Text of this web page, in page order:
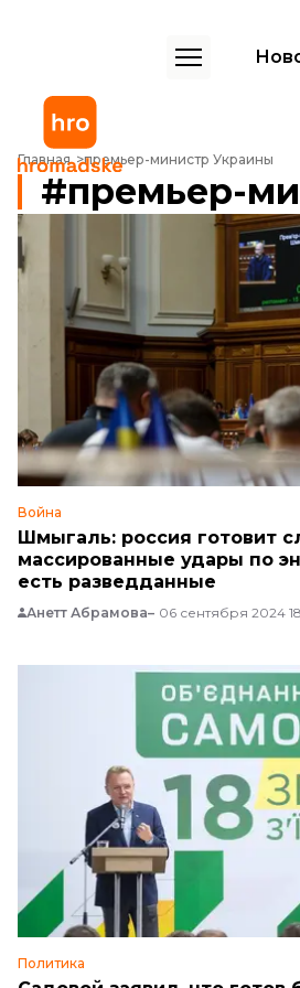
Главная премьер-министр Украины
премьер-
Война
Шмыгаль: россия готовит
массированные удары по
есть разведданные
Анетт Абрамова 06 сентября 2024
Политика